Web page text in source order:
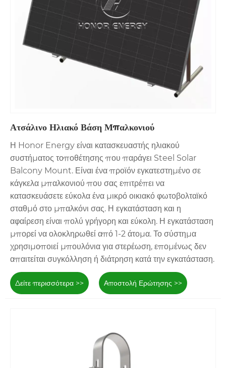
Ατσάλινο Ηλιακό Βάση Μπαλκονιού
Η Honor Energy είναι κατασκευαστής ηλιακού
συστήματος τοποθέτησης που παράγει Steel Solar
Balcony Mount. Είναι ένα προϊόν εγκατεστημένο σε
κάγκελα μπαλκονιού που σας επιτρέπει να
κατασκευάσετε εύκολα ένα μικρό οικιακό φωτοβολταϊκό
σταθμό στο μπαλκόνι σας. Η εγκατάσταση και η
αφαίρεση είναι πολύ γρήγορη και εύκολη. Η εγκατάσταση
μπορεί να ολοκληρωθεί από 1-2 άτομα. Το σύστημα
χρησιμοποιεί μπουλόνια για στερέωση, επομένως δεν
απαιτείται συγκόλληση ή διάτρηση κατά την εγκατάσταση.
Δείτε περισσότερα >> Αποστολή Ερώτησης >>